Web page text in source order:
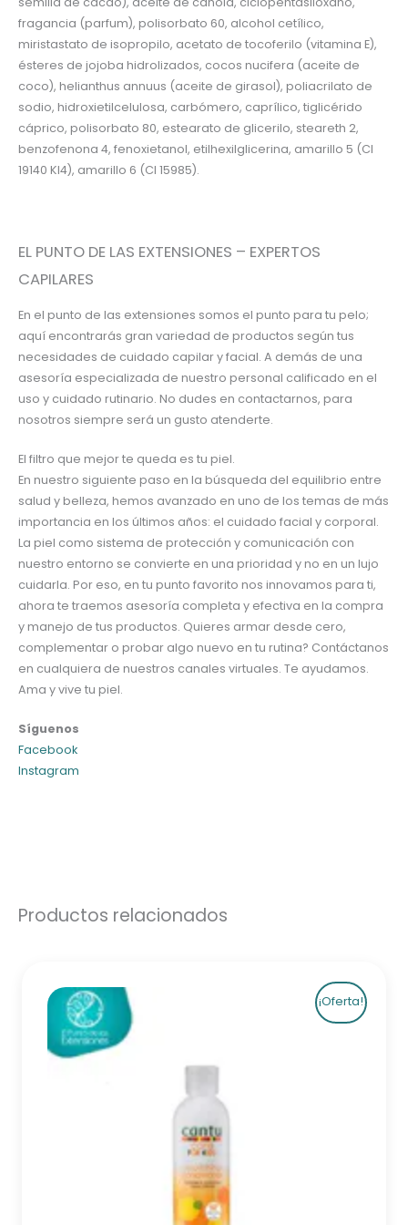
fragancia (parfum), polisorbato 60, alcohol cetílico,
miristastato de isopropilo, acetato de tocoferilo (vitamina E),
ésteres de jojoba hidrolizados, cocos nucifera (aceite de
coco), helianthus annuus (aceite de girasol), poliacrilato de
sodio, hidroxietilcelulosa, carbómero, caprílico, tiglicérido
cáprico, polisorbato 80, estearato de glicerilo, steareth 2,
benzofenona 4, fenoxietanol, etilhexilglicerina, amarillo 5 (CI
19140 KI4), amarillo 6 (Cl 15985).
EL PUNTO DE LAS EXTENSIONES – EXPERTOS
CAPILARES
En el punto de las extensiones somos el punto para tu pelo;
aquí encontrarás gran variedad de productos según tus
necesidades de cuidado capilar y facial. A demás de una
asesoría especializada de nuestro personal calificado en el
uso y cuidado rutinario. No dudes en contactarnos, para
nosotros siempre será un gusto atenderte.
El filtro que mejor te queda es tu piel.
En nuestro siguiente paso en la búsqueda del equilibrio entre
salud y belleza, hemos avanzado en uno de los temas de más
importancia en los últimos años: el cuidado facial y corporal.
La piel como sistema de protección y comunicación con
nuestro entorno se convierte en una prioridad y no en un lujo
cuidarla. Por eso, en tu punto favorito nos innovamos para ti,
ahora te traemos asesoría completa y efectiva en la compra
y manejo de tus productos. Quieres armar desde cero,
complementar o probar algo nuevo en tu rutina? Contáctanos
en cualquiera de nuestros canales virtuales. Te ayudamos.
Ama y vive tu piel.
Síguenos
Facebook
Instagram
Productos relacionados
¡Oferta!